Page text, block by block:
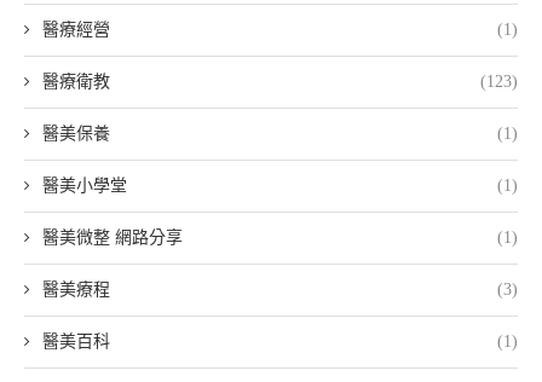
醫療經營 (1)
醫療衛教 (123)
醫美保養 (1)
醫美小學堂 (1)
醫美微整 網路分享 (1)
醫美療程 (3)
醫美百科 (1)